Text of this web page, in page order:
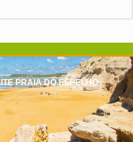
PRAIA DO ESPELHO